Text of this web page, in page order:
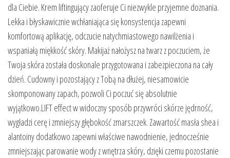
dla Ciebie. Krem liftingujący zaoferuje Ci niezwykle przyjemne doznania.
Lekka i błyskawicznie wchłaniająca się konsystencja zapewni
komfortową aplikację, odczucie natychmiastowego nawilżenia i
wspaniałą miękkość skóry. Makijaż nałożysz na twarz z poczuciem, że
Twoja skóra została doskonale przygotowana i zabezpieczona na cały
dzień. Cudowny i pozostający z Tobą na dłużej, niesamowicie
skomponowany zapach, pozwoli Ci poczuć się absolutnie
wyjątkowo.LIFT effect w widoczny sposób przywróci skórze jędrność,
wygładzi cerę i zmniejszy głębokość zmarszczek. Zawartość masła shea i
alantoiny dodatkowo zapewni właściwe nawodnienie, jednocześnie
zmniejszając parowanie wody z wnętrza skóry, dzięki czemu pozostanie